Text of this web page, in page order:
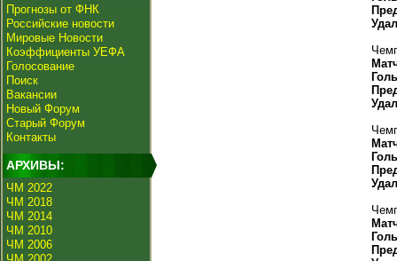
Прогнозы от ФНК
Российские новости
Мировые Новости
Коэффициенты УЕФА
Голосование
Поиск
Вакансии
Новый Форум
Старый Форум
Контакты
АРХИВЫ:
ЧМ 2022
ЧМ 2018
ЧМ 2014
ЧМ 2010
ЧМ 2006